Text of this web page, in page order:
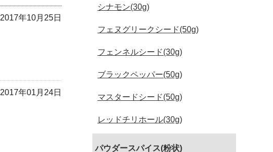
2017年10月25日
2017年01月24日
シナモン(30g)
フェヌグリークシード(50g)
フェンネルシード(30g)
ブラックペッパー(50g)
マスタードシード(50g)
レッドチリホール(30g)
パウダースパイス(粉状)